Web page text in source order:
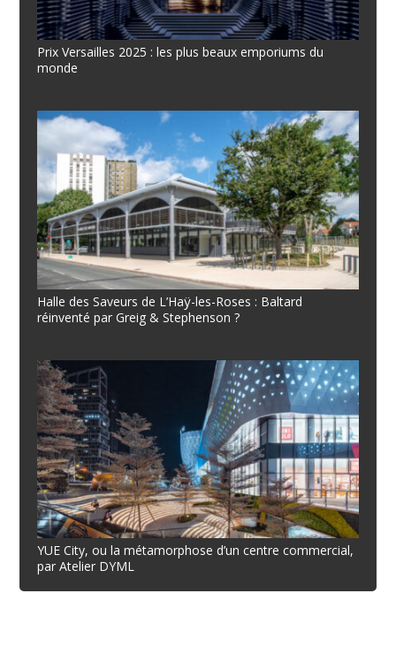
Prix Versailles 2025 : les plus beaux emporiums du
monde
Halle des Saveurs de L’Haÿ-les-Roses : Baltard
réinventé par Greig & Stephenson ?
YUE City, ou la métamorphose d’un centre commercial,
par Atelier DYML